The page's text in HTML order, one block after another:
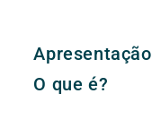
Apresentação
O que é?